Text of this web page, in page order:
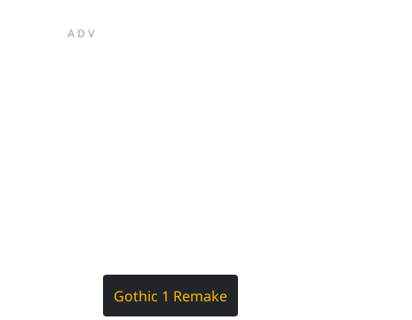
ADV
Gothic 1 Remake